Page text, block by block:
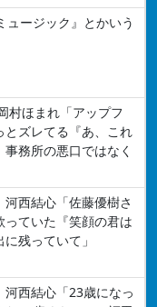
ュージック』とかいう
村ほまれ「アップフ
とズレてる『あ、これ
務所の悪口ではなく
河西結心「佐藤優樹さ
っていた『笑顔の君は
残っていて」
河西結心「23歳になっ